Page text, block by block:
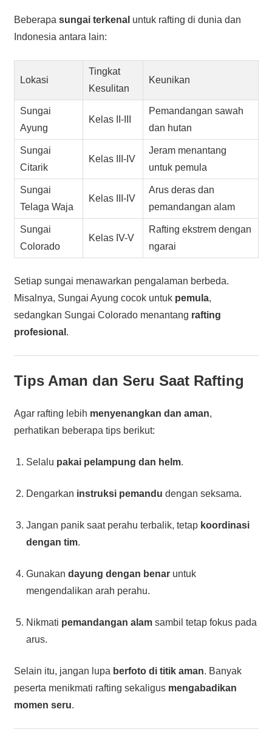
Beberapa sungai terkenal untuk rafting di dunia dan
Indonesia antara lain:
Lokasi
Tingkat
Kesulitan
Keunikan
Sungai
Ayung
Kelas II-III
Pemandangan sawah
dan hutan
Sungai
Citarik
Kelas III-IV
Jeram menantang
untuk pemula
Sungai
Telaga Waja
Kelas III-IV
Arus deras dan
pemandangan alam
Sungai
Colorado
Kelas IV-V
Rafting ekstrem dengan
ngarai
Setiap sungai menawarkan pengalaman berbeda.
Misalnya, Sungai Ayung cocok untuk pemula,
sedangkan Sungai Colorado menantang rafting
profesional .
Tips Aman dan Seru Saat Rafting
Agar rafting lebih menyenangkan dan aman,
perhatikan beberapa tips berikut:
Selalu pakai pelampung dan helm.
Dengarkan instruksi pemandu dengan seksama.
Jangan panik saat perahu terbalik, tetap koordinasi
dengan tim.
Gunakan dayung dengan benaruntuk
mengendalikan arah perahu.
Nikmati pemandangan alamsambil tetap fokus pada
arus.
Selain itu, jangan lupa berfoto di titik aman. Banyak
peserta menikmati rafting sekaligus mengabadikan
momen seru.